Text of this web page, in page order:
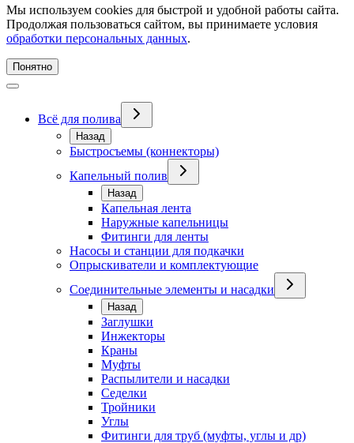
Мы используем cookies для быстрой и удобной работы сайта.
Продолжая пользоваться сайтом, вы принимаете условия
обработки персональных данных.
Понятно
Всё для полива
Назад
Быстросъемы (коннекторы)
Капельный полив
Назад
Капельная лента
Наружные капельницы
Фитинги для ленты
Насосы и станции для подкачки
Опрыскиватели и комплектующие
Соединительные элементы и насадки
Назад
Заглушки
Инжекторы
Краны
Муфты
Распылители и насадки
Седелки
Тройники
Углы
Фитинги для труб (муфты, углы и др)